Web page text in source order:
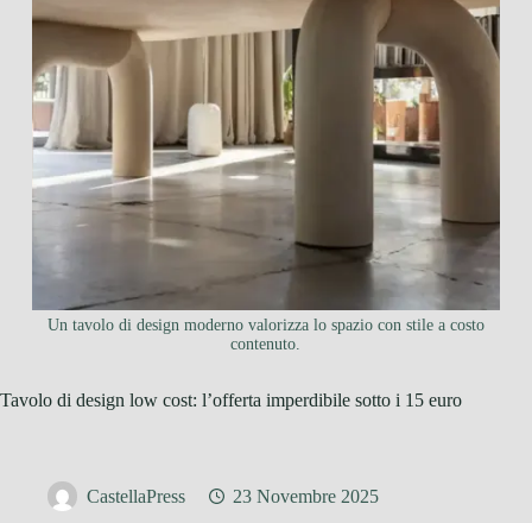
Un tavolo di design moderno valorizza lo spazio con stile a costo
contenuto.
Tavolo di design low cost: l’offerta imperdibile sotto i 15 euro
CastellaPress 23 Novembre 2025